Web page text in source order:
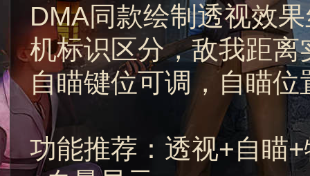
DMA同款绘制透视效
机标识区分，敌我距离
自瞄键位可调，自瞄
功能推荐：透视+自瞄